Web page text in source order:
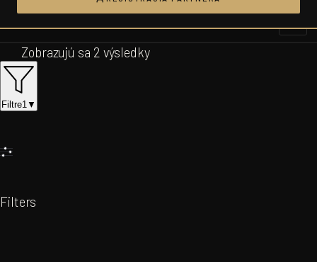
Prejsť
na
obsah
Zobrazujú sa 2 výsledky
Filtre1▼
Filters